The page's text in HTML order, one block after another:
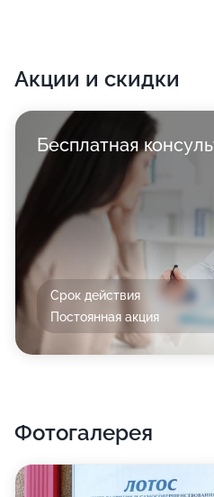
Акции и скидки
Бесплатная
Срок действия
Постоянная акция
Фотогалерея